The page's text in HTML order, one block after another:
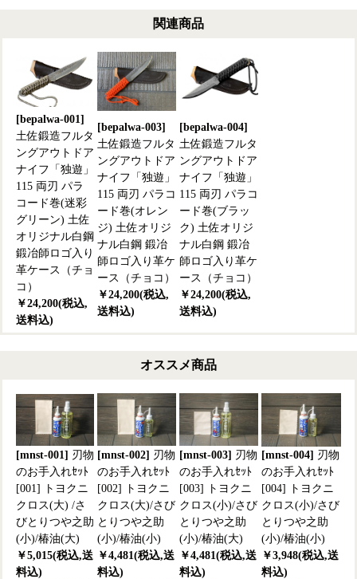
関連商品
[bepalwa-001]
土佐鍛造フルタ
ングアウトドア
ナイフ「独遊」
115 両刃 パラ
コード巻(迷彩
グリーン) 土佐
オリジナル白鋼
鍛冶師ロゴ入り
革ケース（チョ
コ）
￥24,200(税込,
送料込)
[bepalwa-003]
土佐鍛造フルタ
ングアウトドア
ナイフ「独遊」
115 両刃 パラコ
ード巻(オレン
ジ) 土佐オリジ
ナル白鋼 鍛冶
師ロゴ入り革ケ
ース（チョコ）
￥24,200(税込,
送料込)
[bepalwa-004]
土佐鍛造フルタ
ングアウトドア
ナイフ「独遊」
115 両刃 パラコ
ード巻(ブラッ
ク) 土佐オリジ
ナル白鋼 鍛冶
師ロゴ入り革ケ
ース（チョコ）
￥24,200(税込,
送料込)
オススメ商品
[mnst-001] 刃物
のお手入れｾｯﾄ
[001] トヨクニ
クロス(大) /さ
びとりつや之助
(小)/椿油(大)
￥5,015(税込,送
料込)
[mnst-002] 刃物
のお手入れｾｯﾄ
[002] トヨクニ
クロス(大)/さび
とりつや之助
(小)/椿油(小)
￥4,481(税込,送
料込)
[mnst-003] 刃物
のお手入れｾｯﾄ
[003] トヨクニ
クロス(小)/さび
とりつや之助
(小)/椿油(大)
￥4,481(税込,送
料込)
[mnst-004] 刃物
のお手入れｾｯﾄ
[004] トヨクニ
クロス(小)/さび
とりつや之助
(小)/椿油(小)
￥3,948(税込,送
料込)